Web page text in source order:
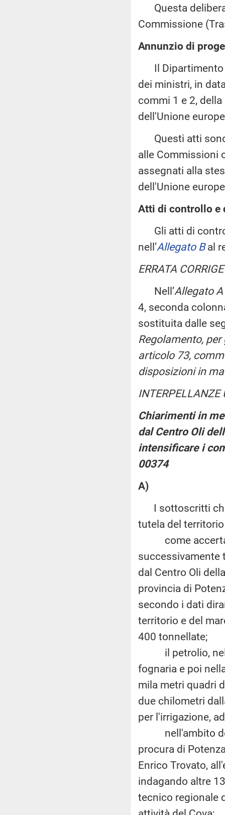
Questa delibera
Commissione
Annunzio di
Il Dipartimento
dei ministri, in
commi 1 e 2,
dell'Unione
Questi atti sono
alle Commissioni
assegnati alla
dell'Unione
Atti di controllo e
Gli atti di
nell’Allegato Bal
ERRATA CORRIGE
Nell’Allegato A
4, seconda
sostituita dalle
Regolamento,
articolo 73,
disposizioni in
INTERPELLANZE
Chiarimenti in
dal Centro Oli
intensificare i
00374
A)
I sottoscritti
tutela del
come
successivamente
dal Centro Oli
provincia di
secondo i dati
territorio e del
400 tonnellate;
il petrolio, nel
fognaria e poi
mila metri quadri
due chilometri
per l'irrigazione,
nell'ambito
procura di
Enrico Trovato,
indagando altre
tecnico regionale